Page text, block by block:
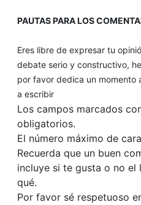
PAUTAS PARA LOS
Eres libre de expresar tu
debate serio y constructivo,
por favor dedica un momento
a escribir
Los campos marcados
obligatorios.
El número máximo de
Recuerda que un buen
incluye si te gusta o no
qué.
Por favor sé respetuoso